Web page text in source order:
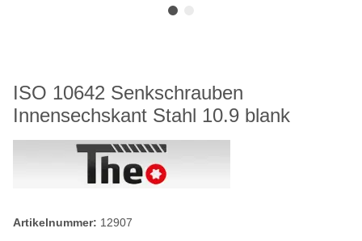
ISO 10642 Senkschrauben
Innensechskant Stahl 10.9 blank
Artikelnummer: 12907